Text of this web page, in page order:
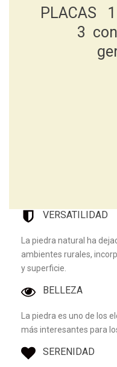
PLACAS
3
VERSATILIDAD
La piedra natural ha
ambientes rurales,
y superficie.
BELLEZA
La piedra es uno de los
más interesantes para
SERENIDAD